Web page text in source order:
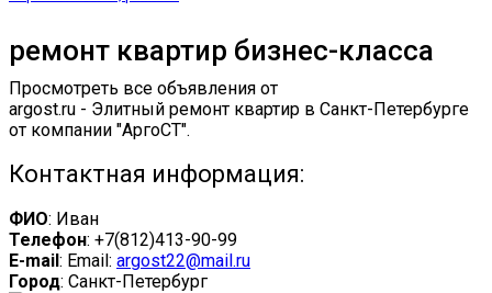
ремонт квартир бизнес-класса
Просмотреть все объявления от
argost.ru - Элитный ремонт квартир в Санкт-Петербурге
от компании "АргоСТ".
Контактная информация:
ФИО: Иван
Телефон: +7(812)413-90-99
E-mail: Email: argost22@mail.ru
Город: Санкт-Петербург